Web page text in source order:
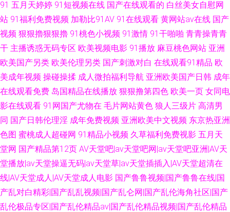
91 五月天婷婷 91短视频在线 国产在线观看的 白丝美女自慰网
站 91福利免费视频 加勒比91AV 91在线观看 黄网站av在线 国产
视频 狠狠擼狠狠擼 91桃色小视频 91激情 91干啪啪 青青操青青
干 主播诱惑无码专区 欧美视频电影 91播放 麻豆桃色网站 亚洲
欧美国产另类 欧美伦理另类 国产刺激对白 在线观看91精品 欧
美成年视频 操碰操揉 成人微拍福利导航 亚洲欧美国产日韩 成年
在线观看免费 岛国精品在线播放 狠狠撸第四色 欧美一页 女同电
影在线观看 91网国产尤物在 毛片网站黄色 狼人三级片 高清男
同 国产日韩伦理淫 成年免费视频 亚洲欧美中文视频 东京热亚洲
色图 蜜桃成人超碰网 91精品小视频 久草福利免费视影 五月天
堂网 国产精品第12页 AV天堂吧|av天堂吧网|av天堂吧亚洲|AV天
堂播放|av天堂操逼无码|av天堂草|av天堂插插入|AV天堂超清在
线|AV天堂成人|AV天堂成人电影 国产鲁鲁视频|国产鲁鲁在线|国
产乱对白精彩|国产乱乱视频|国产乱仑网|国产乱伦海角社区|国产
乱伦极品专区|国产乱伦精品av|国产乱伦精品视频|国产乱伦精品